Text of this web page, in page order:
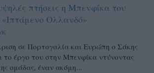
πτήσεις η Μπενφίκα του
Ολλανδό»
σε Πορτογαλία και Ευρώπη ο Σάκης
το έργο του στην Μπενφίκα ντύνοντας
ομάδας, έναν ακόμη...